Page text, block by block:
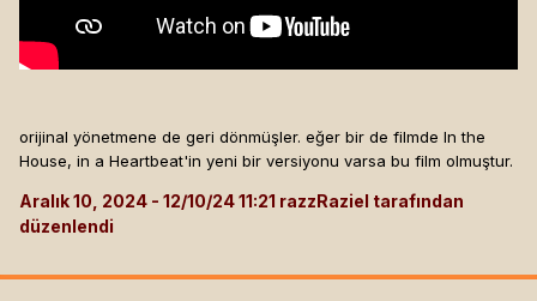
orijinal yönetmene de geri dönmüşler. eğer bir de filmde In the
House, in a Heartbeat'in yeni bir versiyonu varsa bu film olmuştur.
Aralık 10, 2024
razzRaziel tarafından
düzenlendi